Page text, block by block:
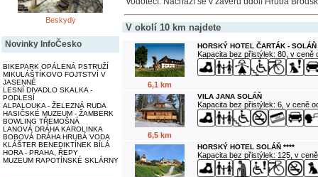
Beskydy
Novinky InfoČesko
BIKEPARK OPÁLENÁ PSTRUŽÍ
MIKULÁŠTÍKOVO FOJTSTVÍ V
JASENNÉ
LESNÍ DIVADLO SKALKA -
PODLESÍ
ALPALOUKA - ŽELEZNÁ RUDA
HASIČSKÉ MUZEUM - ŽAMBERK
BOWLING TŘEMOŠNÁ
LANOVÁ DRÁHA KAROLINKA
BOBOVÁ DRÁHA HRUBÁ VODA
KLÁŠTER BENEDIKTÍNEK BÍLÁ
HORA - PRAHA, ŘEPY
MUZEUM RAPOTÍNSKÉ SKLÁRNY
V okolí 10 km najdete
6,1 km
HORSKÝ HOTEL ČARTÁK - SOLÁŇ
Kapacita bez přistýlek: 80, v ceně
6,5 km
VILA JANA SOLÁŇ
Kapacita bez přistýlek: 6, v ceně
HORSKÝ HOTEL SOLÁŇ ****
Kapacita bez přistýlek: 125, v